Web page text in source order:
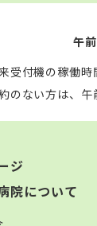
午
受付機の稼働時
のない方は、午
ジ
院について